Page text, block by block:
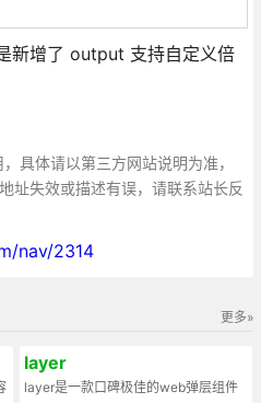
新增了 output 支持自定义倍
具体请以第三方网站说明为准，
址失效或描述有误，请联系站长反
nav/2314
更多»
layer
layer是一款口碑极佳的web弹层组件